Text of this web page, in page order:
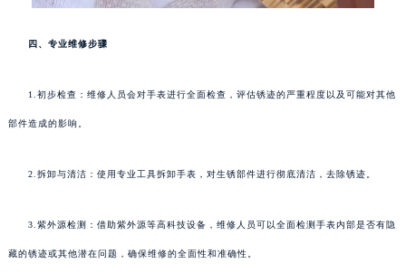
四、专业维修步骤
1.初步检查：维修人员会对手表进行全面检查，评估锈迹的严重程度以及可能对其他
部件造成的影响。
2.拆卸与清洁：使用专业工具拆卸手表，对生锈部件进行彻底清洁，去除锈迹。
3.紫外源检测：借助紫外源等高科技设备，维修人员可以全面检测手表内部是否有隐
藏的锈迹或其他潜在问题，确保维修的全面性和准确性。